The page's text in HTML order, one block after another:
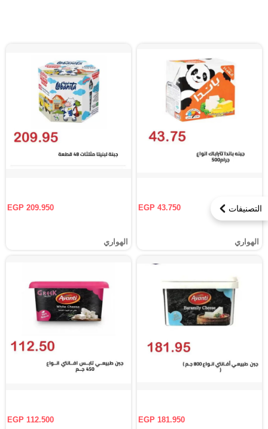
التصنيفات EGP 43.750
الهواري
EGP 209.950
الهواري
EGP 181.950
EGP 112.500